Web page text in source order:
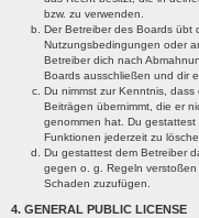
bzw. zu verwenden.
Der Betreiber des Boards übt
Nutzungsbedingungen oder
Betreiber dich nach
Boards ausschließen und dir
Du nimmst zur Kenntnis,
Beiträgen übernimmt, die er
genommen hat. Du
Funktionen jederzeit zu
Du gestattest dem Betreiber
gegen o. g. Regeln
Schaden zuzufügen.
4. GENERAL PUBLIC LICENSE